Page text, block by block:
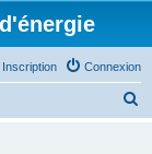
Connexion
Inscription